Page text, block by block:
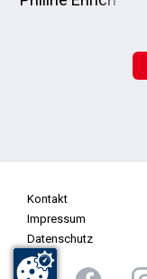
Kontakt
Impressum
Datenschutz